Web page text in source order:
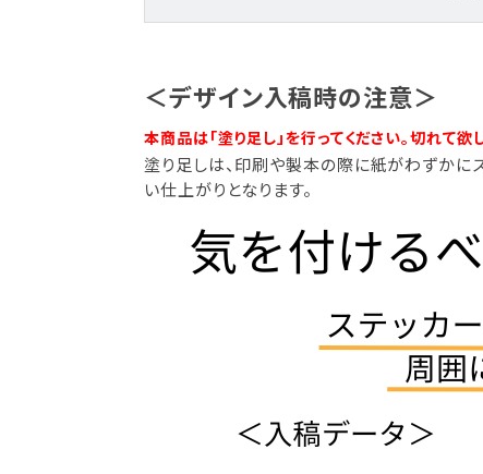
＜デザイン入稿時の注意＞
本商品は「塗り足し」を行ってください。切れて
塗り足しは、印刷や製本の際に紙がわずかに
い仕上がりとなります。